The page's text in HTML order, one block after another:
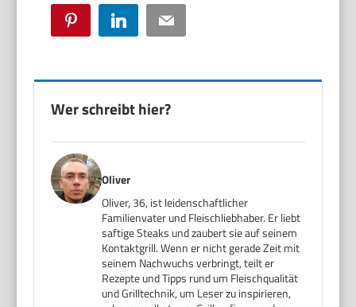
Pinterest LinkedIn Email
Wer schreibt hier?
Oliver
Oliver, 36, ist leidenschaftlicher
Familienvater und Fleischliebhaber. Er liebt
saftige Steaks und zaubert sie auf seinem
Kontaktgrill. Wenn er nicht gerade Zeit mit
seinem Nachwuchs verbringt, teilt er
Rezepte und Tipps rund um Fleischqualität
und Grilltechnik, um Leser zu inspirieren,